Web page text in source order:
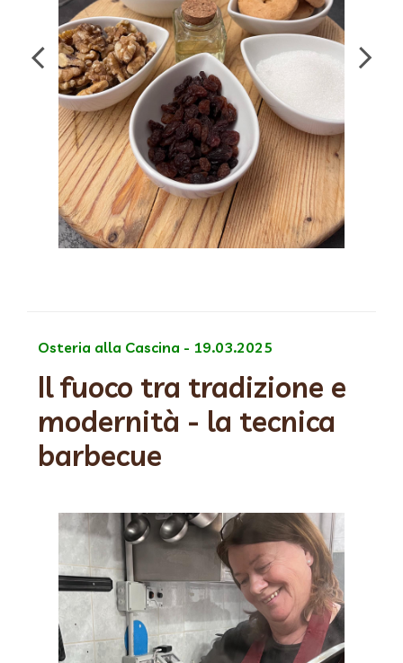
Osteria alla Cascina - 19.03.2025
Il fuoco tra tradizione e
modernità - la tecnica
barbecue